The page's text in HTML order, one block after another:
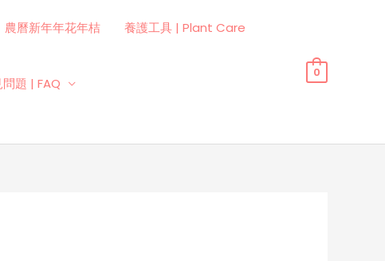
農曆新年年花年桔 養護工具 | Plant Care
題 | FAQ
0